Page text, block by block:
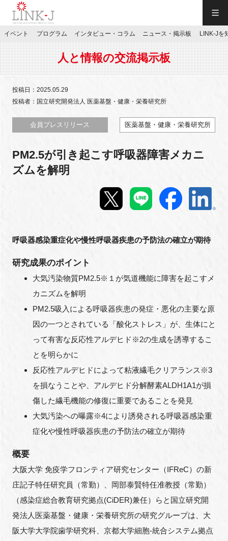
JP／EN
特別会員専用メニュー
施設ご予約
新規登録
イベント
インタビュー・コラム
ニュース・掲示板
LINK-Jを知る
施設・アクセス
FAQ
イベントお知らせメール登録
イベント プログラム インタビュー・コラム ニュース・掲示板 LINK-Jを
人と情報の交流掲示板
投稿日：2025.05.29
投稿者：国立研究開発法人 医薬基盤・健康・栄養研究所
会員プレスリリース 医薬基盤・健康・栄養研究所
PM2.5が引き起こす呼吸器障害メカニ
ズムを解明
呼吸器感染重症化や慢性呼吸器疾患の予防法の確立が期待
研究成果のポイント
大気汚染物質PM2.5※１が気道機能に障害を起こすメ
カニズムを解明
PM2.5吸入による呼吸器疾患の発症・悪化の主要な原
因の一つとされている「酸化ストレス」が、生体にと
って有害な反応性アルデヒド※2の生成を誘導するこ
とを明らかに
反応性アルデヒドによって粘液繊毛クリアランス※3
を損なうことや、アルデヒド分解酵素ALDH1A1が損
傷した繊毛機能の修復に重要であることを発見
大気汚染への曝露※4により誘発される呼吸器感染重
症化や慢性呼吸器疾患の予防法の確立が期待
概要
大阪大学 免疫学フロンティア研究センター（IFReC）の新
庄記子特任研究員（常勤）、岡部泰賢特任准教授（常勤）
（感染症総合教育研究拠点(CiDER)兼任）らと国立研究開
発法人医薬基盤・健康・栄養研究所の研究グループは、大
阪大学大学院歯学研究科、京都大学細胞-統合システム拠点